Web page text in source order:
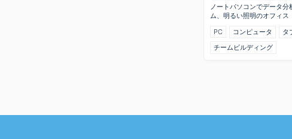
ノートパソコンでデータ
ム、明るい照明のオフィス
PC
コンピュータ タ
チームビルディング